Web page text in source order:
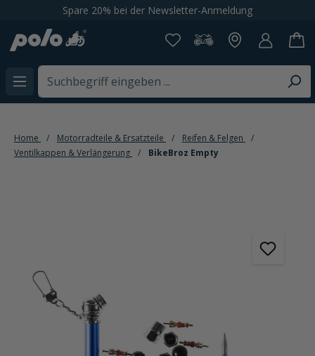
springenSpare 20% bei der Newsletter-Anmeldung
Home Motorradteile & Ersatzteile
Reifen & Felgen
Ventilkappen & Verlängerung
BikeBroz Empty